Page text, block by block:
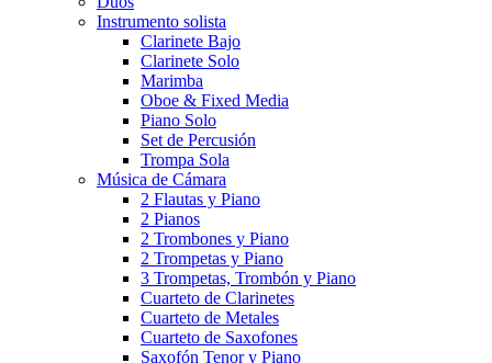
Instrumento solista
Clarinete Bajo
Clarinete Solo
Marimba
Oboe & Fixed Media
Piano Solo
Set de Percusión
Trompa Sola
Música de Cámara
2 Flautas y Piano
2 Pianos
2 Trombones y Piano
2 Trompetas y Piano
3 Trompetas, Trombón y Piano
Cuarteto de Clarinetes
Cuarteto de Metales
Cuarteto de Saxofones
Saxofón Tenor y Piano